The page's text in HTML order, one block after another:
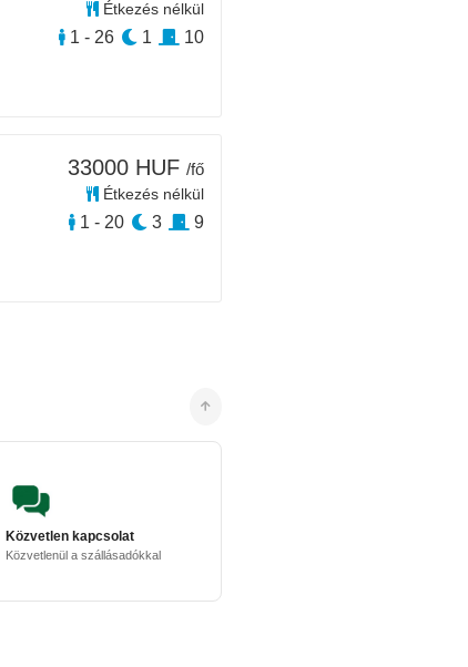
Étkezés nélkül
1 - 26 1 10
33000 HUF /fő
Étkezés nélkül
1 - 20 3 9
Közvetlen kapcsolat
Közvetlenül a szállásadókkal